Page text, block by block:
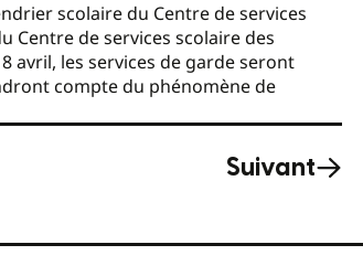
scolaire du Centre de services
Centre de services scolaire des
avril, les services de garde seront
compte du phénomène de
Suivant